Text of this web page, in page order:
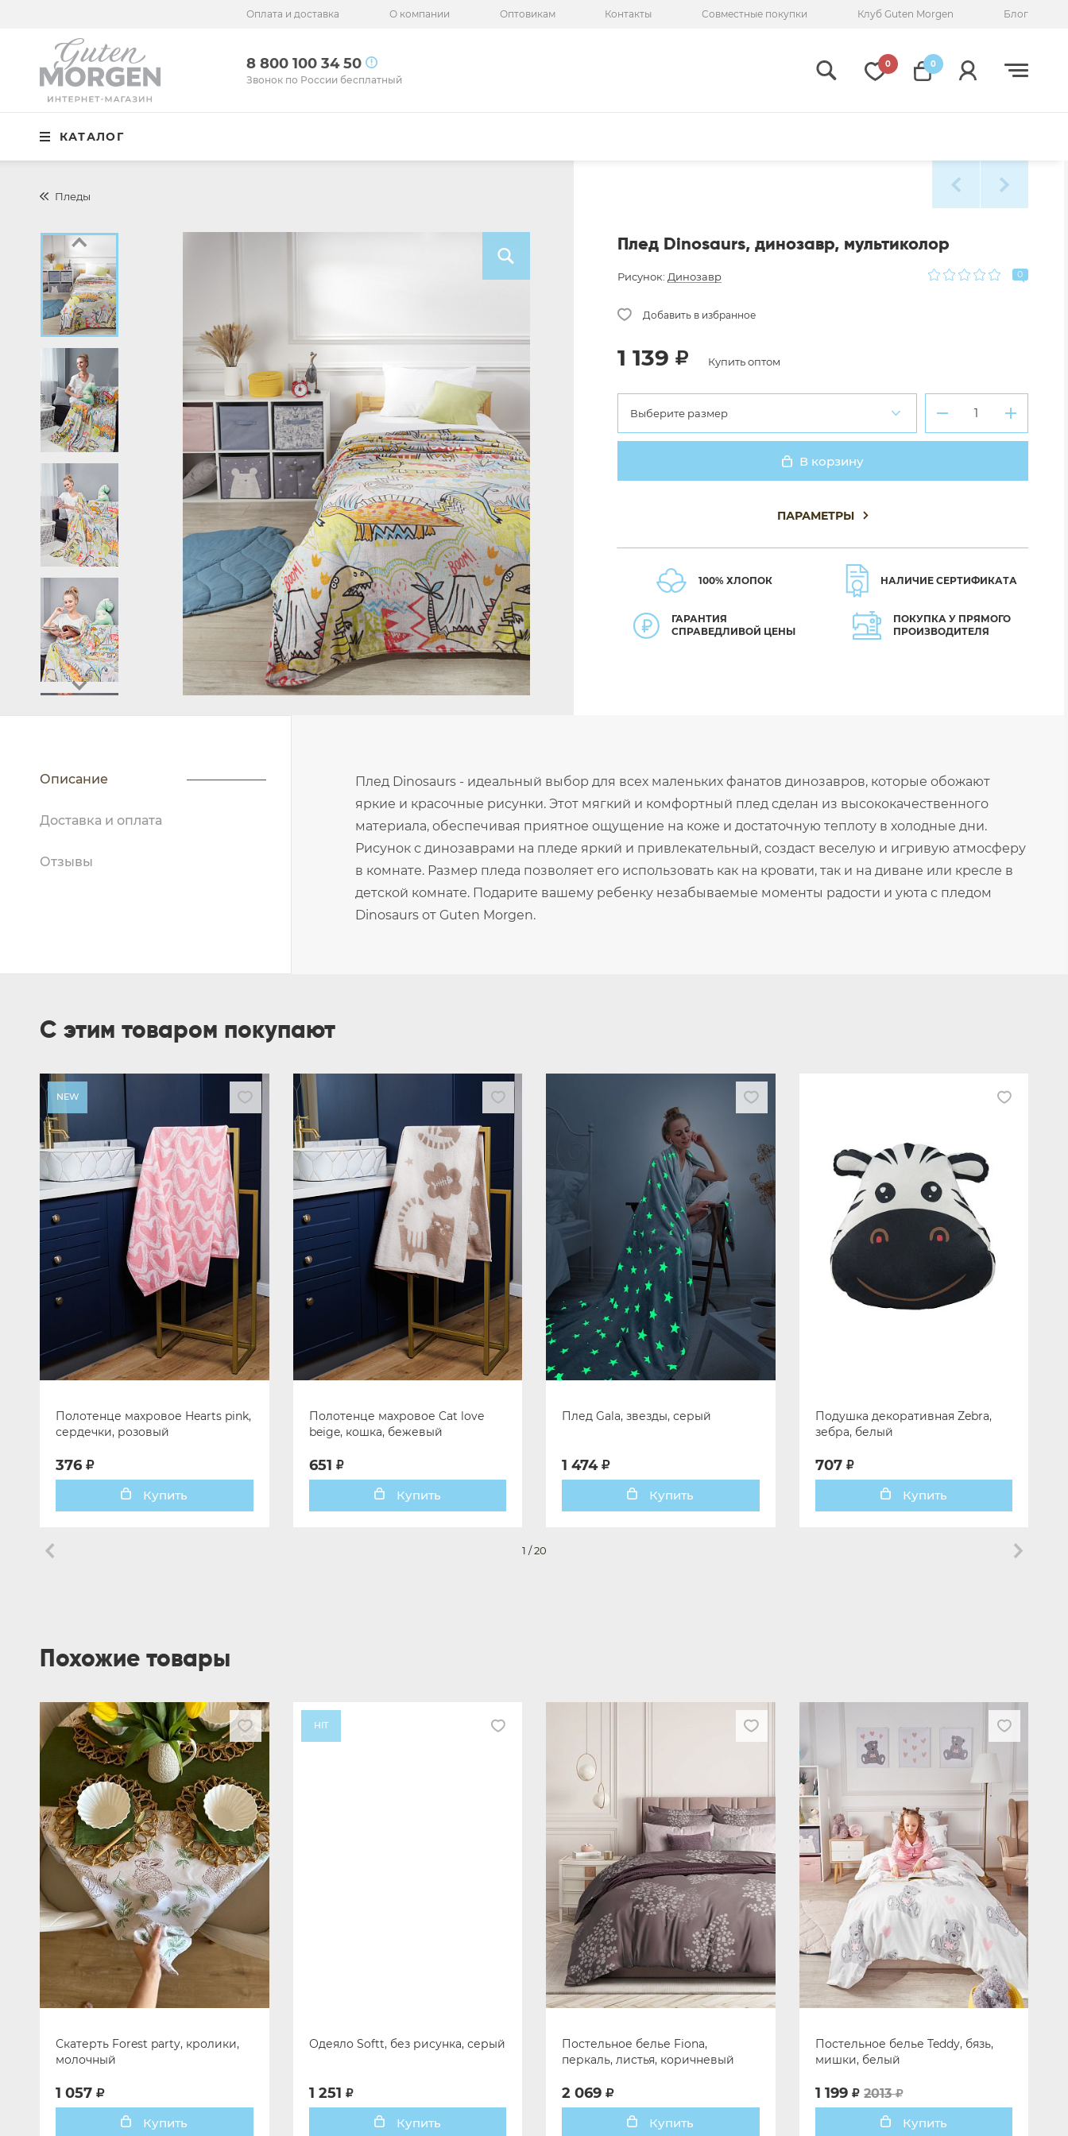
Оплата и доставка О компании Оптовикам Контакты Совместные покупки Клуб Guten Morgen Блог
8 800 100 34 50
Звонок по России бесплатный
0 0
КАТАЛОГ
8 800 100 34 50
Звонок по России бесплатный
Спальня
Кухня
Ванная
Готовые решения
Распродажа
Пледы
Плед Dinosaurs, динозавр, мультиколор
Рисунок: Динозавр 0
1 139 Купить оптом
Выберите размер
В корзину
ПАРАМЕТРЫ
100% ХЛОПОК НАЛИЧИЕ СЕРТИФИКАТА
ГАРАНТИЯ
СПРАВЕДЛИВОЙ ЦЕНЫ
ПОКУПКА У ПРЯМОГО
ПРОИЗВОДИТЕЛЯ
Описание
Доставка и оплата
Отзывы
Плед Dinosaurs - идеальный выбор для всех маленьких фанатов динозавров, которые обожают
яркие и красочные рисунки. Этот мягкий и комфортный плед сделан из высококачественного
материала, обеспечивая приятное ощущение на коже и достаточную теплоту в холодные дни.
Рисунок с динозаврами на пледе яркий и привлекательный, создаст веселую и игривую атмосферу
в комнате. Размер пледа позволяет его использовать как на кровати, так и на диване или кресле в
детской комнате. Подарите вашему ребенку незабываемые моменты радости и уюта с пледом
Dinosaurs от Guten Morgen.
С этим товаром покупают
NEW
Полотенце махровое Hearts pink,
сердечки, розовый
376
Купить
Полотенце махровое Cat love
beige, кошка, бежевый
651
Купить
Плед Gala, звезды, серый
1 474
Купить
Подушка декоративная Zebra,
зебра, белый
707
Купить
1 /20
Похожие товары
Скатерть Forest party, кролики,
молочный
1 057
Купить
HIT
Одеяло Softt, без рисунка, серый
1 251
Купить
Постельное белье Fiona,
перкаль, листья, коричневый
2 069
Купить
Постельное белье Teddy, бязь,
мишки, белый
1 199
2013
Купить